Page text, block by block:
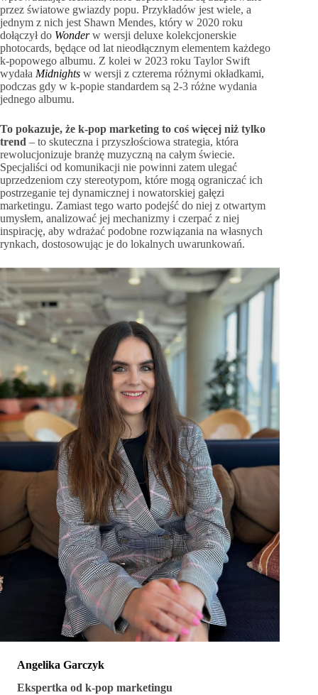
przez światowe gwiazdy popu. Przykładów jest wiele, a
jednym z nich jest Shawn Mendes, który w 2020 roku
dołączył do Wonderw wersji deluxe kolekcjonerskie
photocards, będące od lat nieodłącznym elementem każdego
k-popowego albumu. Z kolei w 2023 roku Taylor Swift
wydała Midnights w wersji z czterema różnymi okładkami,
podczas gdy w k-popie standardem są 2-3 różne wydania
jednego albumu.
To pokazuje, że k-pop marketing to coś więcej niż tylko
trend – to skuteczna i przyszłościowa strategia, która
rewolucjonizuje branżę muzyczną na całym świecie.
Specjaliści od komunikacji nie powinni zatem ulegać
uprzedzeniom czy stereotypom, które mogą ograniczać ich
postrzeganie tej dynamicznej i nowatorskiej gałęzi
marketingu. Zamiast tego warto podejść do niej z otwartym
umysłem, analizować jej mechanizmy i czerpać z niej
inspirację, aby wdrażać podobne rozwiązania na własnych
rynkach, dostosowując je do lokalnych uwarunkowań.
Angelika Garczyk
Ekspertka od k-pop marketingu